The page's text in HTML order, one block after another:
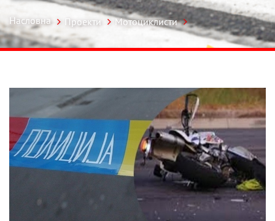
Насловна Проекти Мотоциклисти